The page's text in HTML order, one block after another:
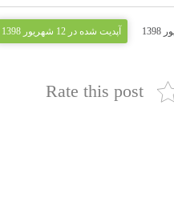
آپدیت شده در 12 شهریور 1398
Rate this post